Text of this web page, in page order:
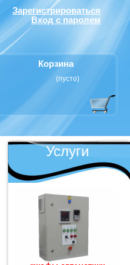
Зарегистрироваться
Вход с паролем
Корзина
(пусто)
Услуги